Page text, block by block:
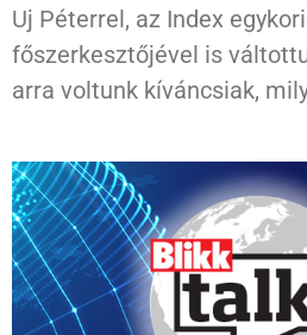
Uj Péterrel, az Index
főszerkesztőjével is
arra voltunk kíváncsiak,